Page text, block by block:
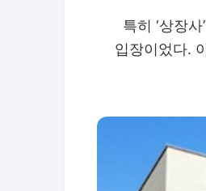
특히 ‘상장
입장이었다.